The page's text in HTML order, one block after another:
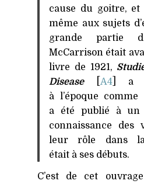
cause du goitre, et
même aux sujets
grande partie
McCarrison était
livre de 1921,
Disease[ A4] a
à l’époque
a été publié à un
connaissance des
leur rôle dans
était à ses débuts.
C’est de cet